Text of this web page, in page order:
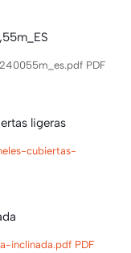
PDF
ligeras
cubiertas-
inclinada.pdf PDF